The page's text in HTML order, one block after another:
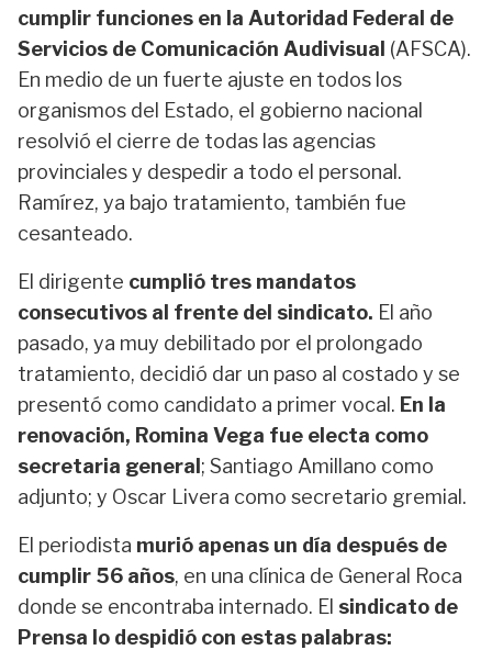
cumplir funciones en la Autoridad Federal de
Servicios de Comunicación Audivisual (AFSCA).
En medio de un fuerte ajuste en todos los
organismos del Estado, el gobierno nacional
resolvió el cierre de todas las agencias
provinciales y despedir a todo el personal.
Ramírez, ya bajo tratamiento, también fue
cesanteado.
El dirigente cumplió tres mandatos
consecutivos al frente del sindicato. El año
pasado, ya muy debilitado por el prolongado
tratamiento, decidió dar un paso al costado y se
presentó como candidato a primer vocal. En la
renovación, Romina Vega fue electa como
secretaria general ; Santiago Amillano como
adjunto; y Oscar Livera como secretario gremial.
El periodista murió apenas un día después de
cumplir 56 años, en una clínica de General Roca
donde se encontraba internado. El sindicato de
Prensa lo despidió con estas palabras: